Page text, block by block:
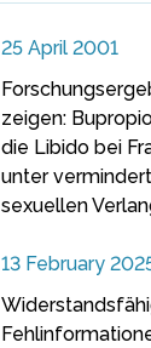
25 April 2001
zeigen:
die Libido bei
unter
sexuellen
13 February